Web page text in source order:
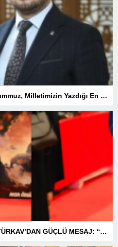
Başkan Selmanoğlu: “15 Temmuz, Milletimizin Yazdığı En Büyük Demokrasi Destanlarından Biridir”
MHP’DE KAN DEĞİŞİMİNE TÜRKAV’DAN GÜÇLÜ MESAJ: “BİRLİK VE BERABERLİKLE DAHA GÜÇLÜYÜZ”